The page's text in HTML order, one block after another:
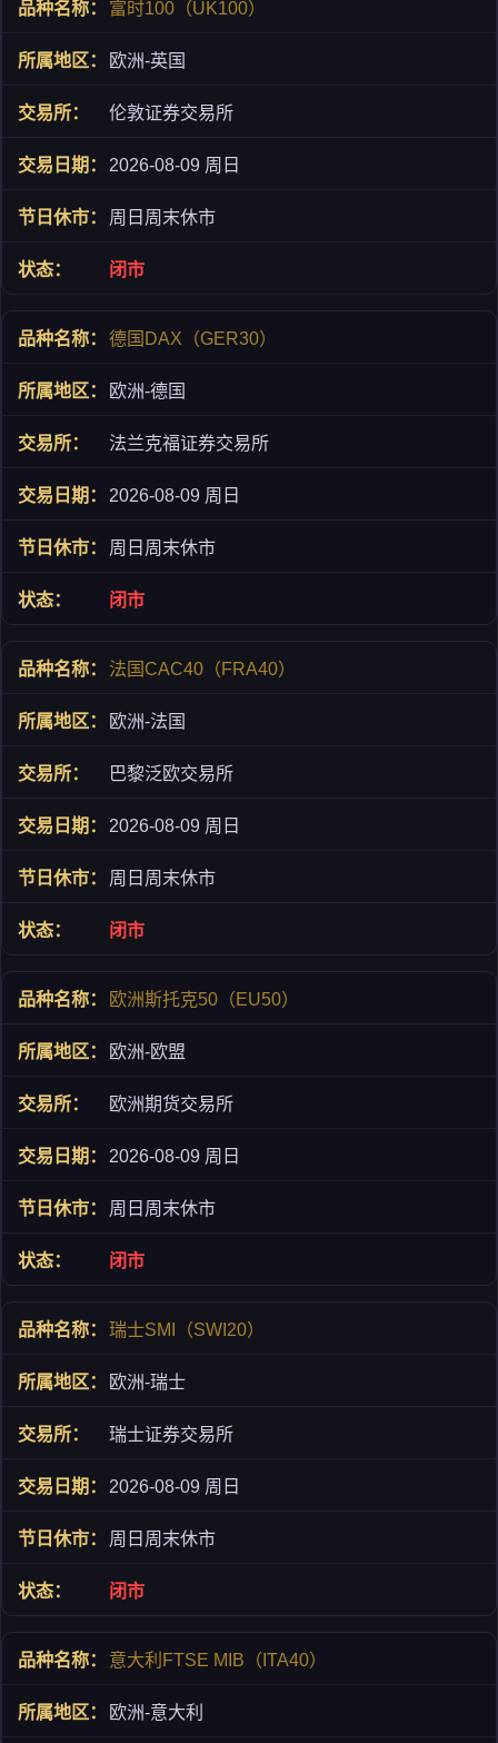
富时100（UK100）
欧洲-英国
伦敦证券交易所
2026-08-09 周日
周日周末休市
闭市
德国DAX（GER30）
欧洲-德国
法兰克福证券交易所
2026-08-09 周日
周日周末休市
闭市
法国CAC40（FRA40）
欧洲-法国
巴黎泛欧交易所
2026-08-09 周日
周日周末休市
闭市
欧洲斯托克50（EU50）
欧洲-欧盟
欧洲期货交易所
2026-08-09 周日
周日周末休市
闭市
瑞士SMI（SWI20）
欧洲-瑞士
瑞士证券交易所
2026-08-09 周日
周日周末休市
闭市
意大利FTSE MIB（ITA40）
欧洲-意大利